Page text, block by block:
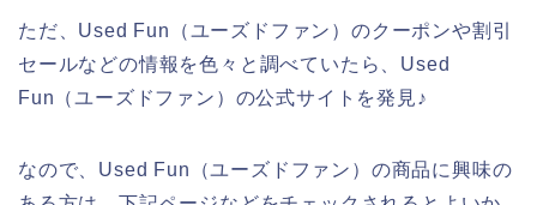
ただ、Used Fun（ユーズドファン）のクーポンや割引
セールなどの情報を色々と調べていたら、Used
Fun（ユーズドファン）の公式サイトを発見♪
なので、Used Fun（ユーズドファン）の商品に興味の